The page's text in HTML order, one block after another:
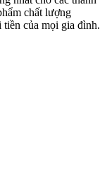
chất lượng
của mọi gia đình.